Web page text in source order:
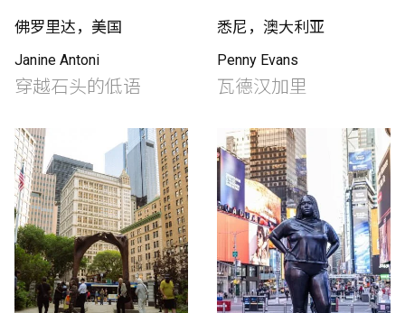
佛罗里达，美国
Janine Antoni
穿越石头的低语
悉尼，澳大利亚
Penny Evans
​瓦德汉加里